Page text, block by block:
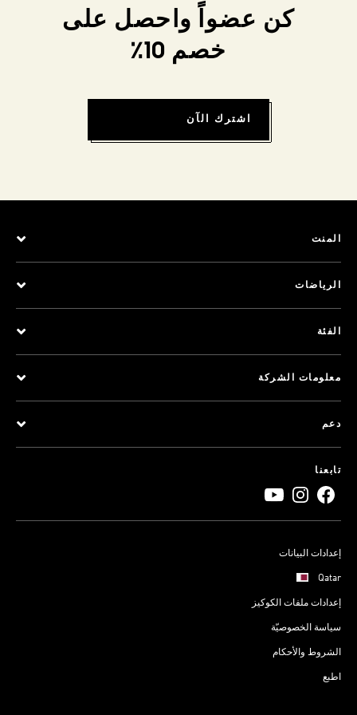
كن عضواً واحصل على
خصم 10٪
اشترك الآن
المنت
الرياضات
الفئة
معلومات الشركة
دعم
تابعنا
إعدادات البيانات
Qatar
إعدادات ملفات الكوكيز
سياسة الخصوصيّة
الشروط والأحكام
اطبع